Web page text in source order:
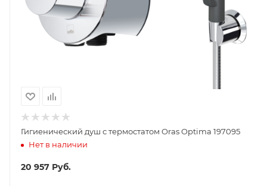
Гигиенический душ с термостатом Oras Optima 197095
Нет в наличии
20 957 Руб.